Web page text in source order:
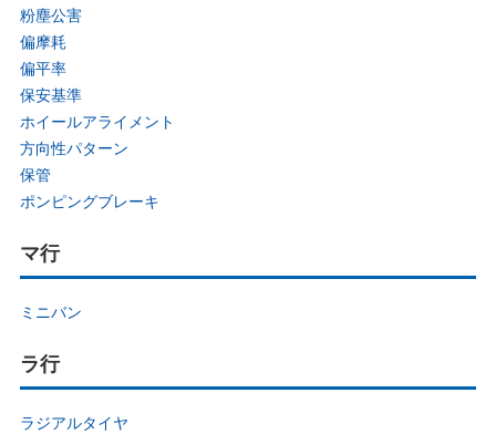
粉塵公害
偏摩耗
偏平率
保安基準
ホイールアライメント
方向性パターン
保管
ポンピングブレーキ
マ行
ミニバン
ラ行
ラジアルタイヤ